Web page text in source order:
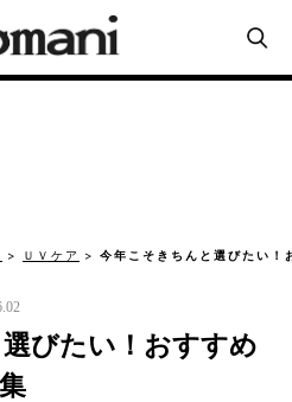
ＵＶケア 今年こそきちんと選びたい！
びたい！おすすめ